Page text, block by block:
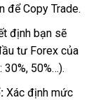
để Copy Trade.
định bạn sẽ
tư Forex của
50%…).
Xác định mức